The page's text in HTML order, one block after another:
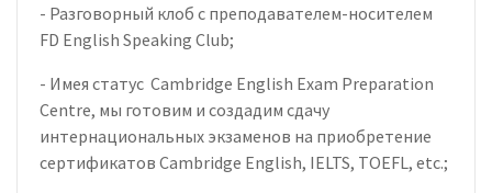
- Разговорный клоб с преподавателем-носителем
FD English Speaking Club;
- Имея статус Cambridge English Exam Preparation
Centre, мы готовим и создадим сдачу
интернациональных экзаменов на приобретение
сертификатов Cambridge English, IELTS, TOEFL, etc.;